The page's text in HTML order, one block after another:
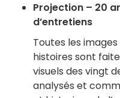
Projection – 20
d’entretiens
Toutes les
histoires sont
visuels des vingt
analysés et